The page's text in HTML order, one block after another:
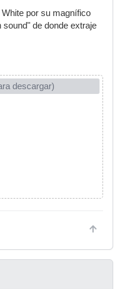
por su magnífico
de donde extraje
descargar)